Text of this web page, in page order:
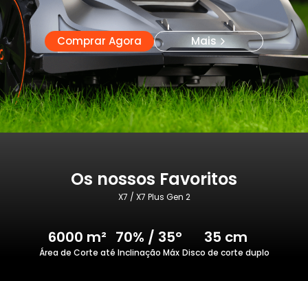
Comprar Agora Mais
Os nossos Favoritos
X7 / X7 Plus Gen 2
6000 m²
Área de Corte até
70% / 35°
Inclinação Máx
35 cm
Disco de corte duplo